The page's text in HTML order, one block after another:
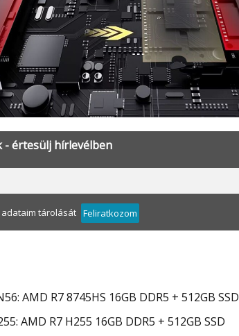
- értesülj hírlevélben
tárolását Feliratkozom
AMD R7 8745HS 16GB DDR5 + 512GB SSD
AMD R7 H255 16GB DDR5 + 512GB SSD